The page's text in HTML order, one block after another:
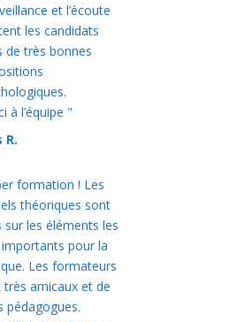
et l’écoute
les candidats
de très bonnes
à l’équipe "
R.
formation ! Les
théoriques sont
sur les éléments les
pour la
Les formateurs
très amicaux et de
pédagogues.